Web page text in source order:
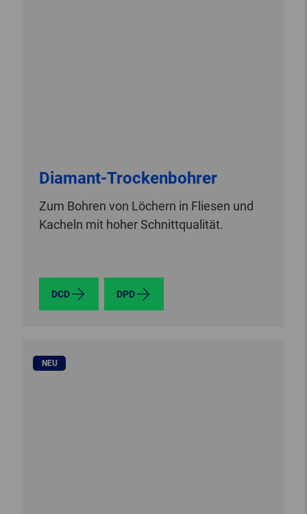
Diamant-Trockenbohrer
Zum Bohren von Löchern in Fliesen und
Kacheln mit hoher Schnittqualität.
DCD DPD
NEU